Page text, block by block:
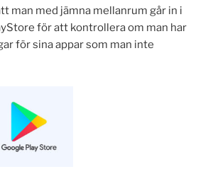
man med jämna mellanrum går in i
för att kontrollera om man har
för sina appar som man inte